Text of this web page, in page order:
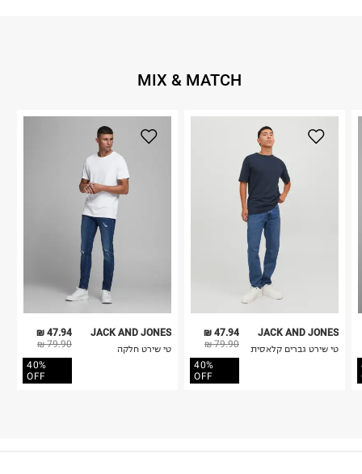
MIX & MATCH
47.94 ₪
79.90 ₪
40%
OFF
JACK AND JONES
טי שירט חלקה
47.94 ₪
79.90 ₪
40%
OFF
JACK AND JONES
טי שירט גברים קלאסית